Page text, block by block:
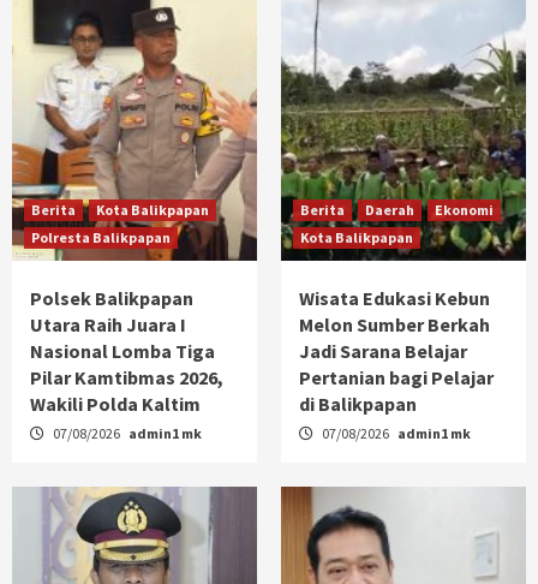
Berita
Kota Balikpapan
Polresta Balikpapan
Polsek Balikpapan
Utara Raih Juara I
Nasional Lomba Tiga
Pilar Kamtibmas 2026,
Wakili Polda Kaltim
07/08/2026 admin1 mk
Berita Daerah
Ekonomi
Kota Balikpapan
Wisata Edukasi Kebun
Melon Sumber Berkah
Jadi Sarana Belajar
Pertanian bagi Pelajar
di Balikpapan
07/08/2026 admin1 mk